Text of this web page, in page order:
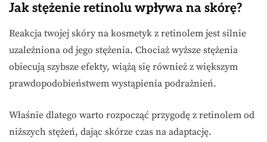
Jak stężenie retinolu wpływa na skórę?
Reakcja twojej skóry na kosmetyk z retinolem jest silnie
uzależniona od jego stężenia. Chociaż wyższe stężenia
obiecują szybsze efekty, wiążą się również z większym
prawdopodobieństwem wystąpienia podrażnień.
Właśnie dlatego warto rozpocząć przygodę z retinolem od
niższych stężeń, dając skórze czas na adaptację.